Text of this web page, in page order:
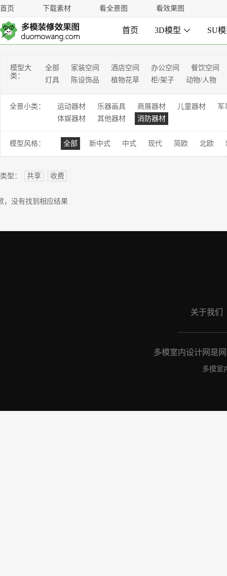
首页 下载素材 看全景图 看效果图
首页 3D模型  SU
模型大
类：
全部 家装空间 酒店空间 办公空间
餐饮空间
灯具
陈设饰品 植物花草 柜/架子 动物/人物
全景小类： 运动器材 乐器画具 商展器材 儿童器材
军
体娱器材
其他器材 消防器材
模型风格： 全部 新中式 中式 现代 简欧 北欧
类型： 共享 收费
，没有找到相应结果
关于我们
多模室内设计网是
多摸室